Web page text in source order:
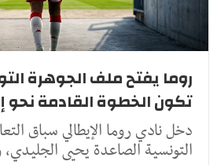
روما يفتح ملف الجوهرة
تكون الخطوة القادمة نحو
دخل نادي روما الإيطالي سباق
التونسية الصاعدة يحيى الجليدي،